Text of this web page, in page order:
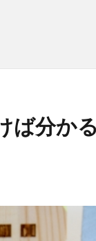
ば分か